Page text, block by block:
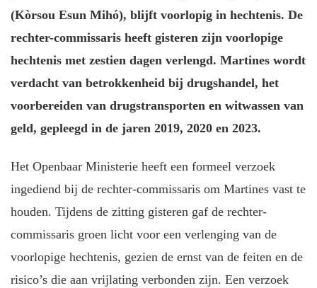
(Kòrsou Esun Mihó), blijft voorlopig in hechtenis. De
rechter-commissaris heeft gisteren zijn voorlopige
hechtenis met zestien dagen verlengd. Martines wordt
verdacht van betrokkenheid bij drugshandel, het
voorbereiden van drugstransporten en witwassen van
geld, gepleegd in de jaren 2019, 2020 en 2023.
Het Openbaar Ministerie heeft een formeel verzoek
ingediend bij de rechter-commissaris om Martines vast te
houden. Tijdens de zitting gisteren gaf de rechter-
commissaris groen licht voor een verlenging van de
voorlopige hechtenis, gezien de ernst van de feiten en de
risico’s die aan vrijlating verbonden zijn. Een verzoek